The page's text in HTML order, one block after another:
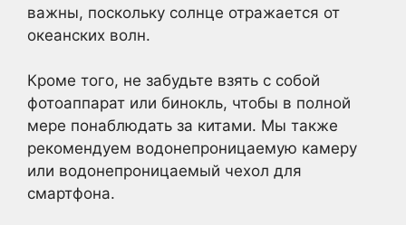
важны, поскольку солнце отражается от
океанских волн.
Кроме того, не забудьте взять с собой
фотоаппарат или бинокль, чтобы в полной
мере понаблюдать за китами. Мы также
рекомендуем водонепроницаемую камеру
или водонепроницаемый чехол для
смартфона.